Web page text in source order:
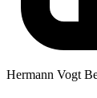
Hermann Vogt